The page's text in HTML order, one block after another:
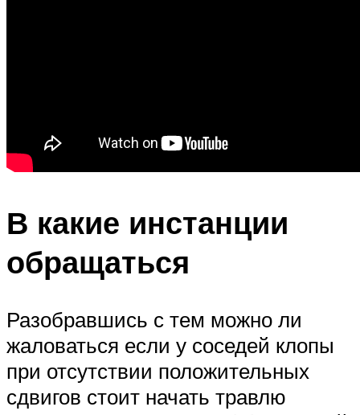
В какие инстанции
обращаться
Разобравшись с тем можно ли
жаловаться если у соседей клопы
при отсутствии положительных
сдвигов стоит начать травлю